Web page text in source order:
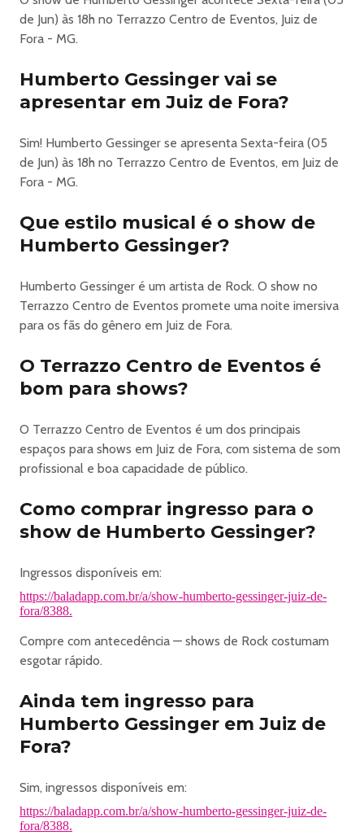
Show Humberto Gessinger Em Juiz De Fora
05 de Junho de 2026
LOCAL:
ABERTURA DOS PORTÕES:
21h00
Humberto Gessinger
“Acústicos Engenheiros do Hawaii”
No dia 05 de junho, o
desembarca em Juiz de Fora para uma noite histórica no
Terrazzo. O artista apresenta o aguardado encerramento
da turnê Acústicos Engenheiros do Hawaii, em um show
especial que promete emoção, nostalgia e grandes
clássicos que marcaram gerações.
Reconhecido como um dos principais nomes do rock
nacional,
revisita sucessos eternizados na trajetória dos
Engenheiros do Hawaii, em versões acústicas que
ressaltam letras profundas, melodias marcantes e a
ATRAÇÕES:
HUMBERTOR GESSINGER
LOUNGES (
Open Bar Premium
)
Piso elevado;
Bistrô e sofá;
Atendimento de garçons;
Acesso a todos os setores do evento;
Serviço de
O
: água, água com gás, refrigerante, suco, cerveja, vodka,
whisky.
BISTRÔ
de Jun) às 18h no Terrazzo Centro de Eventos, Juiz de
Fora - MG.
Humberto Gessinger vai se
apresentar em Juiz de Fora?
Sim! Humberto Gessinger se apresenta Sexta-feira (05
de Jun) às 18h no Terrazzo Centro de Eventos, em Juiz de
Fora - MG.
Que estilo musical é o show de
Humberto Gessinger?
Humberto Gessinger é um artista de Rock. O show no
Terrazzo Centro de Eventos promete uma noite imersiva
para os fãs do gênero em Juiz de Fora.
O Terrazzo Centro de Eventos é
bom para shows?
O Terrazzo Centro de Eventos é um dos principais
espaços para shows em Juiz de Fora, com sistema de som
profissional e boa capacidade de público.
Como comprar ingresso para o
show de Humberto Gessinger?
Ingressos disponíveis em:
https://baladapp.com.br/a/show-humberto-gessinger-juiz-de-
fora/8388.
Compre com antecedência — shows de Rock costumam
esgotar rápido.
Ainda tem ingresso para
Humberto Gessinger em Juiz de
Fora?
Sim, ingressos disponíveis em:
https://baladapp.com.br/a/show-humberto-gessinger-juiz-de-
fora/8388.